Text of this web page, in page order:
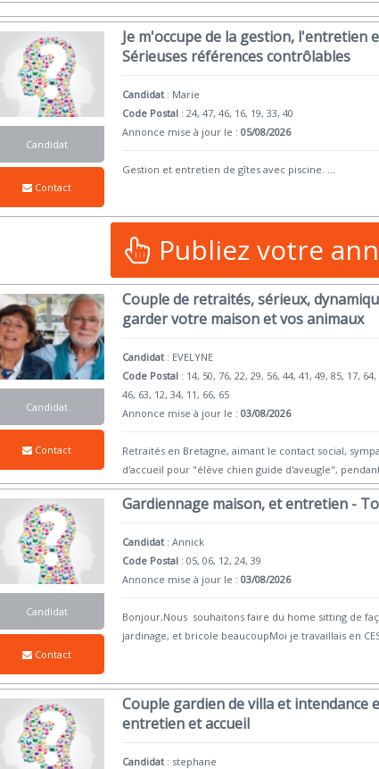
Candidat
Contact
Je m'occupe de la gestion, l'entretien
Sérieuses références contrôlables
Candidat : Marie
Code Postal : 24, 47, 46, 16, 19, 33, 40
Annonce mise à jour le :05/08/2026
Gestion et entretien de gîtes avec piscine.
Publiez votre
Candidat
Contact
Couple de retraités, sérieux,
garder votre maison et vos animaux
Candidat : EVELYNE
Code Postal : 14, 50, 76, 22, 29, 56, 44, 41, 49, 85, 17,
46, 63, 12, 34, 11, 66, 65
Annonce mise à jour le :03/08/2026
Retraités en Bretagne, aimant le contact social,
d'accueil pour "élève chien guide d'aveugle",
Candidat
Contact
Gardiennage maison, et entretien -
Candidat :Annick
Code Postal : 05, 06, 12, 24, 39
Annonce mise à jour le :03/08/2026
Bonjour,Nous souhaitons faire du home sitting de
jardinage, et bricole beaucoupMoi je travaillais en
Couple gardien de villa et intendance
entretien et accueil
Candidat : stephane